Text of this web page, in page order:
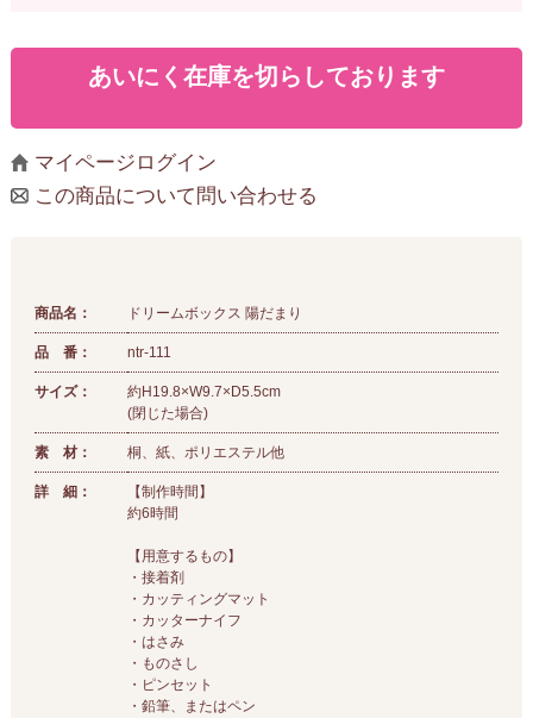
あいにく在庫を切らしております
マイページログイン
この商品について問い合わせる
商品名： ドリームボックス 陽だまり
品 番： ntr-111
サイズ：
約H19.8×W9.7×D5.5cm
(閉じた場合)
素 材： 桐、紙、ポリエステル他
詳 細：
【制作時間】
約6時間
【用意するもの】
・接着剤
・カッティングマット
・カッターナイフ
・はさみ
・ものさし
・ピンセット
・鉛筆、またはペン